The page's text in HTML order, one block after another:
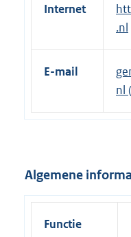
Internet
E
x
t
r
e
n
k
.nl
E-mail
nl
Algemene
Functie